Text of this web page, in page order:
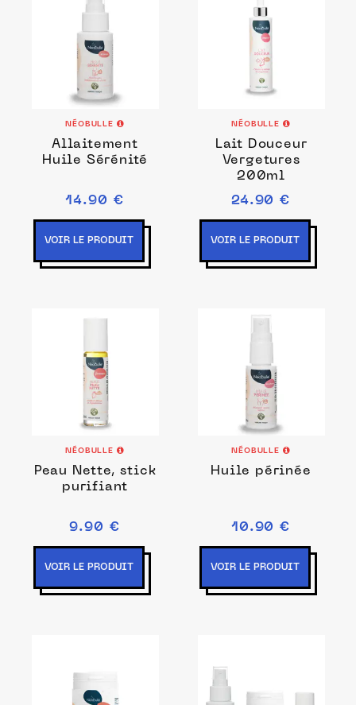
NÉOBULLE
Allaitement
Huile Sérénité
14.90 €
VOIR LE PRODUIT
NÉOBULLE
Lait Douceur
Vergetures
200ml
24.90 €
VOIR LE PRODUIT
NÉOBULLE
Peau Nette, stick
purifiant
9.90 €
VOIR LE PRODUIT
NÉOBULLE
Huile périnée
10.90 €
VOIR LE PRODUIT